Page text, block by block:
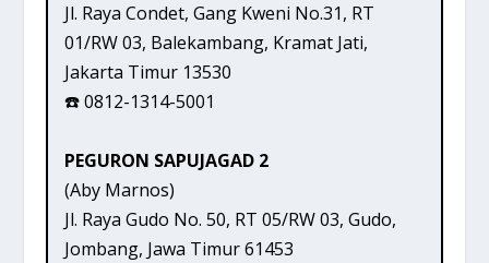
Jl. Raya Condet, Gang Kweni No.31, RT
01/RW 03, Balekambang, Kramat Jati,
Jakarta Timur 13530
☎️ 0812-1314-5001
PEGURON SAPUJAGAD 2
(Aby Marnos)
Jl. Raya Gudo No. 50, RT 05/RW 03, Gudo,
Jombang, Jawa Timur 61453